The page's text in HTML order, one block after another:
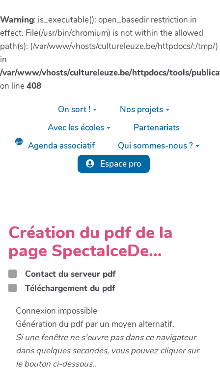
Warning: is_executable(): open_basedir restriction in
effect. File(/usr/bin/chromium) is not within the allowed
path(s): (/var/www/vhosts/cultureleuze.be/httpdocs/:/tmp/)
in
/var/www/vhosts/cultureleuze.be/httpdocs/tools/
on line408
Aller au contenu principal
On sort !
Nos projets
Avec les écoles
Partenariats
Agenda associatif
Qui sommes-nous ?
Espace pro
Création du pdf de la
page SpectalceDe…
Contact du serveur pdf
Téléchargement du pdf
Connexion impossible
Génération du pdf par un moyen alternatif.
Si une fenêtre ne s'ouvre pas dans ce navigateur
dans quelques secondes, vous pouvez cliquer sur
le bouton ci-dessous..